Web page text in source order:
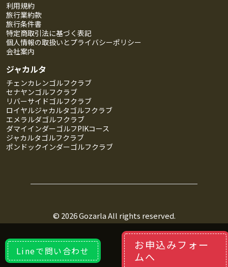
Lineで問い合わせ
お申込みフォー
ムへ
利用規約
旅行業約款
旅行条件書
特定商取引法に基づく表記
個人情報の取扱いとプライバシーポリシー
会社案内
ジャカルタ
チェンカレンゴルフクラブ
セナヤンゴルフクラブ
リバーサイドゴルフクラブ
ロイヤルジャカルタゴルフクラブ
エメラルダゴルフクラブ
ダマイインダーゴルフPIKコース
ジャカルタゴルフクラブ
ポンドックインダーゴルフクラブ
© 2026GozarlaAll rights reserved.